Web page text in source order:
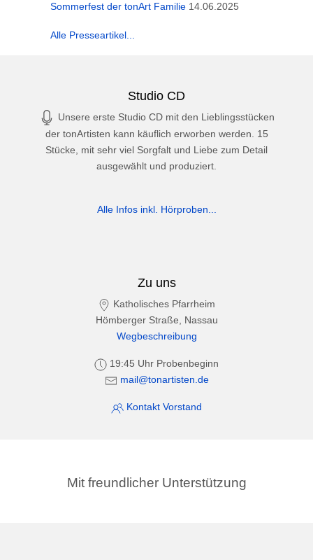
Sommerfest der tonArt Familie 14.06.2025
Alle Presseartikel...
Studio CD
Unsere erste Studio CD mit den Lieblingsstücken
der tonArtisten kann käuflich erworben werden. 15
Stücke, mit sehr viel Sorgfalt und Liebe zum Detail
ausgewählt und produziert.
Alle Infos inkl. Hörproben...
Zu uns
Katholisches Pfarrheim
Hömberger Straße, Nassau
Wegbeschreibung
19:45 Uhr Probenbeginn
mail@tonartisten.de
Kontakt Vorstand
Mit freundlicher Unterstützung